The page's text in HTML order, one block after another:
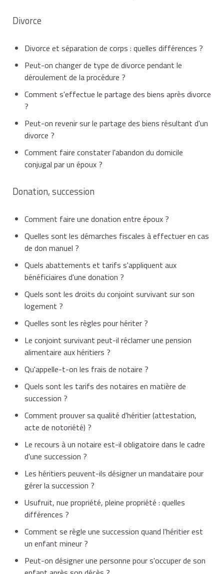
Divorce
Divorce et séparation de corps : quelles différences ?
Peut-on changer de type de divorce pendant le
déroulement de la procédure ?
Comment s'effectue le partage des biens après divorce
?
Peut-on revenir sur le partage des biens résultant d'un
divorce ?
Comment faire constater l'abandon du domicile
conjugal par un époux ?
Donation, succession
Comment faire une donation entre époux ?
Quelles sont les démarches fiscales à effectuer en cas
de don manuel ?
Quels abattements et tarifs s'appliquent aux
bénéficiaires d'une donation ?
Quels sont les droits du conjoint survivant sur son
logement ?
Quelles sont les règles pour hériter ?
Le conjoint survivant peut-il réclamer une pension
alimentaire aux héritiers ?
Qu'appelle-t-on les frais de notaire ?
Quels sont les tarifs des notaires en matière de
succession ?
Comment prouver sa qualité d'héritier (attestation,
acte de notoriété) ?
Le recours à un notaire est-il obligatoire dans le cadre
d'une succession ?
Les héritiers peuvent-ils désigner un mandataire pour
gérer la succession ?
Usufruit, nue propriété, pleine propriété : quelles
différences ?
Comment se règle une succession quand l'héritier est
un enfant mineur ?
Peut-on désigner une personne pour s'occuper de son